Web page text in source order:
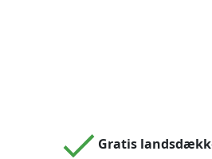
Gratis